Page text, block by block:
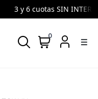
3 y 6 cuotas SIN INTERES
density_medium
0